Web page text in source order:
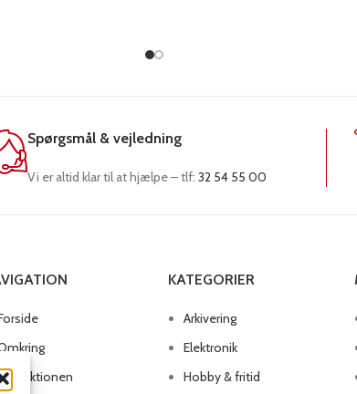
Spørgsmål & vejledning
Vi er altid klar til at hjælpe – tlf:32 54 55 00
KATEGORIER
Arkivering
Elektronik
Hobby & fritid